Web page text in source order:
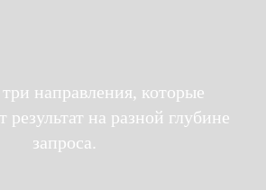
направления, которые
результат на разной глубине
запроса.